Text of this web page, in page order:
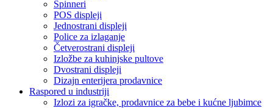
Spinneri
POS displeji
Jednostrani displeji
Police za izlaganje
Četverostrani displeji
Izložbe za kuhinjske pultove
Dvostrani displeji
Dizajn enterijera prodavnice
Raspored u industriji
Izlozi za igračke, prodavnice za bebe i kućne ljubimce